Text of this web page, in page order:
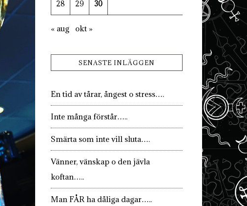
28 29 30
« aug okt »
SENASTE INLÄGGEN
En tid av tårar, ångest o stress….
Inte många förstår…..
Smärta som inte vill sluta….
Vänner, vänskap o den jävla
koftan…..
Man FÅR ha dåliga dagar…..